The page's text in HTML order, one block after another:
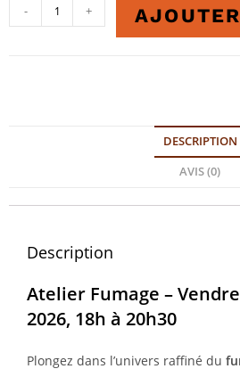
- +
DESCRIPTION
AVIS (0)
Description
Atelier Fumage –
2026, 18h à 20h30
Plongez dans l’univers raffiné du